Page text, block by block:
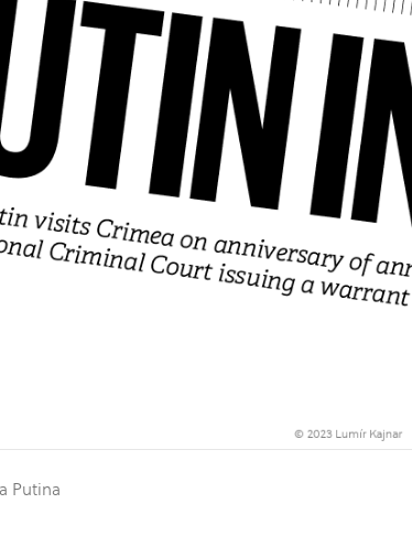
Putina